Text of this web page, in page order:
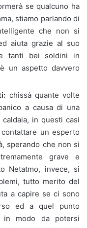
se qualcuno ha
stiamo parlando di
che non si
aiuta grazie al suo
tanti bei soldini in
un aspetto davvero
chissà quante volte
a causa di una
in questi casi
un esperto
sperando che non si
grave e
Netatmo, invece, si
tutto merito del
a capire se ci sono
ed a quel punto
in modo da potersi